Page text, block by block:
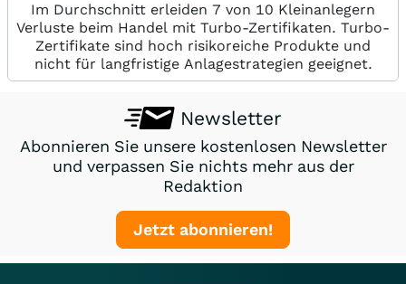
Im Durchschnitt erleiden 7 von 10 Kleinanlegern
Verluste beim Handel mit Turbo-Zertifikaten. Turbo-
Zertifikate sind hoch risikoreiche Produkte und
nicht für langfristige Anlagestrategien geeignet.
Newsletter
Abonnieren Sie unsere kostenlosen Newsletter
und verpassen Sie nichts mehr aus der
Redaktion
Jetzt abonnieren!